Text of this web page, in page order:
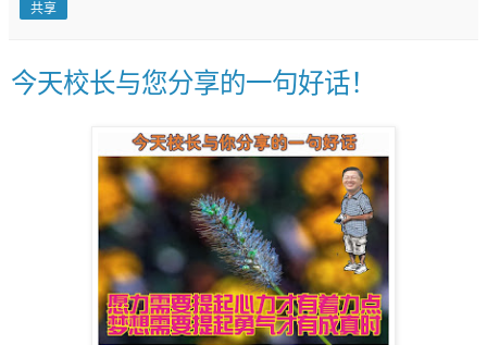
共享
今天校长与您分享的一句好话！